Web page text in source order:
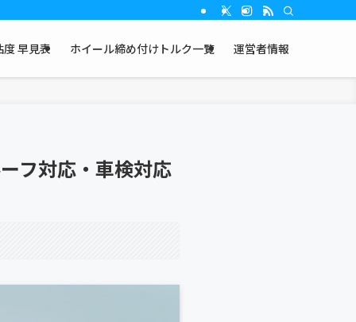
早見表 ホイール締め付けトルク一覧 運営者情報
フ対応・車検対応